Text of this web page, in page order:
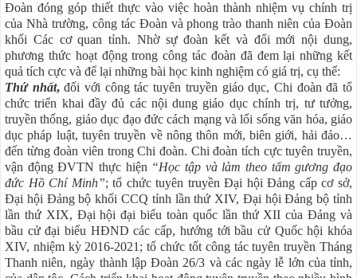
Đoàn đóng góp thiết thực vào việc hoàn thành nhiệm vụ chính trị
của Nhà trường, công tác Đoàn và phong trào thanh niên của Đoàn
khối Các cơ quan tỉnh. Nhờ sự đoàn kết và đổi mới nội dung,
phương thức hoạt động trong công tác đoàn đã đem lại những kết
quả tích cực và để lại những bài học kinh nghiệm có giá trị, cụ thể:
Thứ nhất,đối với công tác tuyên truyền giáo dục, Chi đoàn đã tổ
chức triển khai đầy đủ các nội dung giáo dục chính trị, tư tưởng,
truyền thống, giáo dục đạo đức cách mạng và lối sống văn hóa, giáo
dục pháp luật, tuyên truyền về nông thôn mới, biên giới, hải đảo…
đến từng đoàn viên trong Chi đoàn. Chi đoàn tích cực tuyên truyền,
vận động ĐVTN thực hiện “Học tập và làm theo tấm gương đạo
đức Hồ Chí Minh”; tổ chức tuyên truyền Đại hội Đảng cấp cơ sở,
Đại hội Đảng bộ khối CCQ tỉnh lần thứ XIV, Đại hội Đảng bộ tỉnh
lần thứ XIX, Đại hội đại biểu toàn quốc lần thứ XII của Đảng và
bầu cử đại biểu HĐND các cấp, hướng tới bầu cử Quốc hội khóa
XIV, nhiệm kỳ 2016-2021; tổ chức tốt công tác tuyên truyền Tháng
Thanh niên, ngày thành lập Đoàn 26/3 và các ngày lễ lớn của tỉnh,